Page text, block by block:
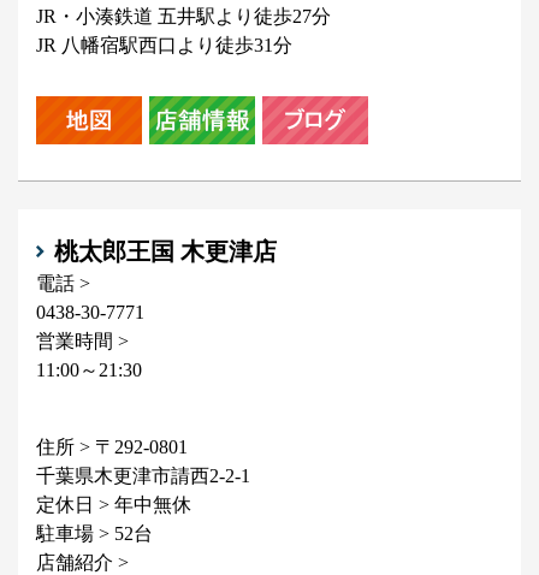
JR・小湊鉄道 五井駅より徒歩27分
JR 八幡宿駅西口より徒歩31分
桃太郎王国 木更津店
電話 >
0438-30-7771
営業時間 >
11:00～21:30
住所 > 〒292-0801
千葉県木更津市請西2-2-1
定休日 > 年中無休
駐車場 > 52台
店舗紹介 >